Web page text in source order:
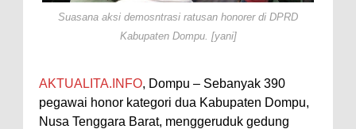
Perairan Sanggar
Perkuat Soliditas-Sinergi,
Kejari dan Kodim 1608
Nobar Piala Dunia Argentina vs
Suasana aksi demosntrasi ratusan honorer di DPRD
Kabupaten Dompu. [yani]
AKTUALITA.INFO, Dompu – Sebanyak 390
pegawai honor kategori dua Kabupaten Dompu,
Nusa Tenggara Barat, menggeruduk gedung